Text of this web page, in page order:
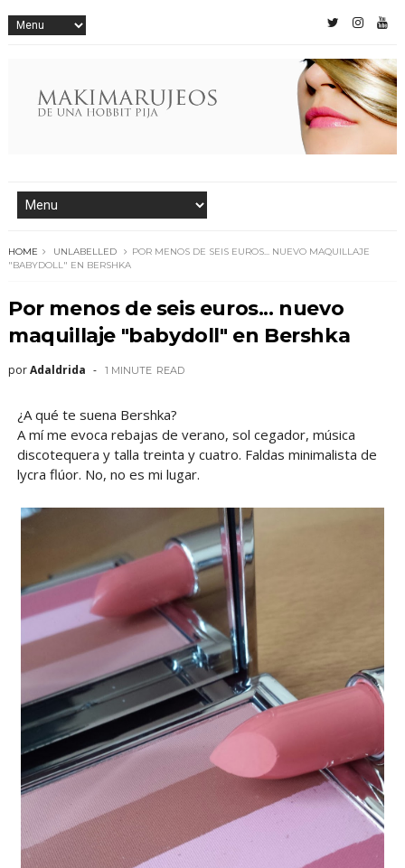
HOME UNLABELLED
POR MENOS DE SEIS EUROS... NUEVO MAQUILLAJE
"BABYDOLL" EN BERSHKA
Por menos de seis euros... nuevo
maquillaje "babydoll" en Bershka
porAdaldrida 1 MINUTE READ
¿A qué te suena Bershka?
A mí me evoca rebajas de verano, sol cegador, música
discotequera y talla treinta y cuatro. Faldas minimalista de
lycra flúor. No, no es mi lugar.